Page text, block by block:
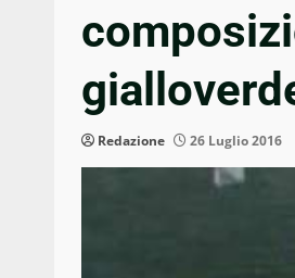
Redazione 26 Luglio 2016